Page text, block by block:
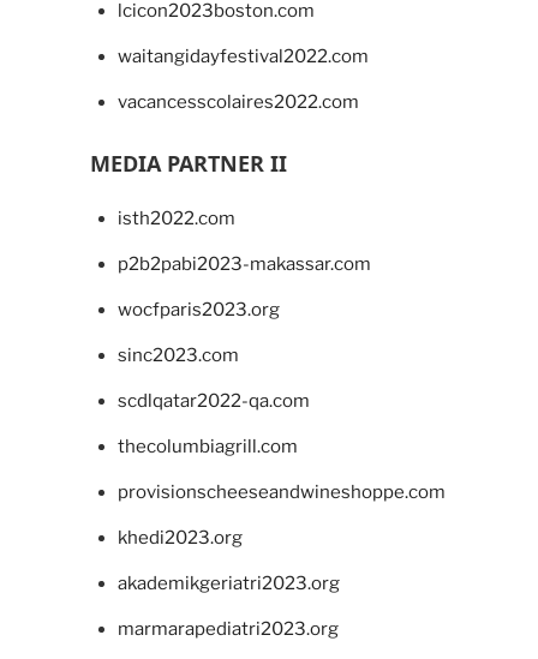
lcicon2023boston.com
waitangidayfestival2022.com
vacancesscolaires2022.com
MEDIA PARTNER II
isth2022.com
p2b2pabi2023-makassar.com
wocfparis2023.org
sinc2023.com
scdlqatar2022-qa.com
thecolumbiagrill.com
provisionscheeseandwineshoppe.com
khedi2023.org
akademikgeriatri2023.org
marmarapediatri2023.org